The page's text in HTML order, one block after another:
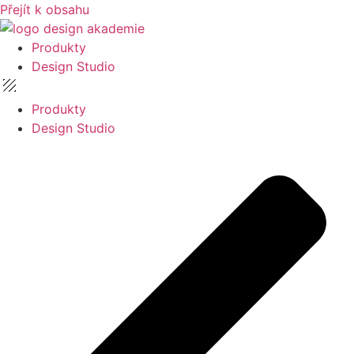
Přejít k obsahu
Produkty
Design Studio
Produkty
Design Studio